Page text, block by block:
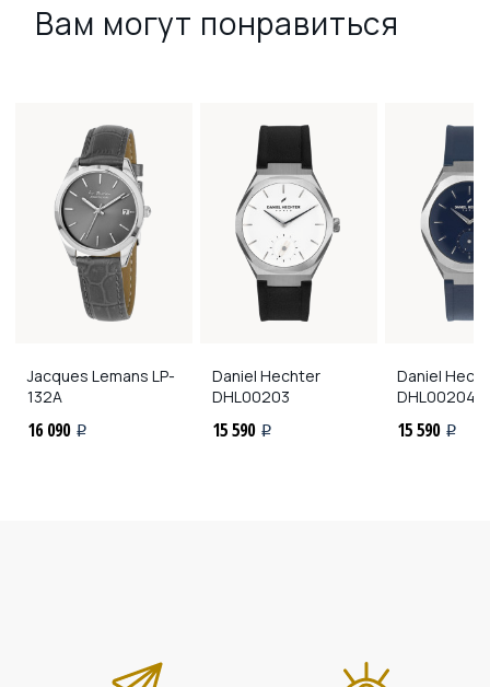
Вам могут понравиться
Jacques Lemans LP-
132A
16 090 i
Daniel Hechter
DHL00203
15 590 i
Daniel
DHL00204
15 590 i